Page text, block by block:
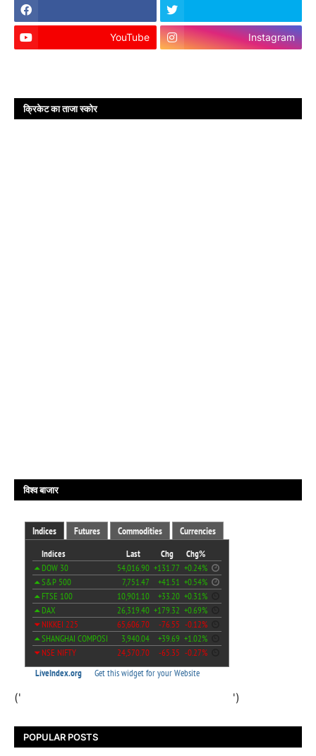
YouTube Instagram
क्रिकेट का ताजा स्कोर
विश्व बाजार
(' ')
POPULAR POSTS